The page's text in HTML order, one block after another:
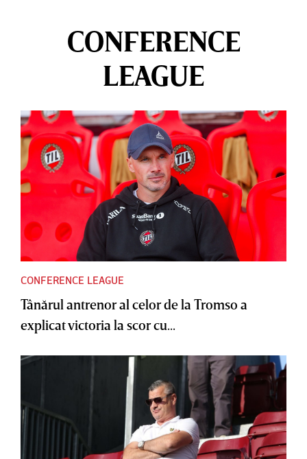
CONFERENCE
LEAGUE
CONFERENCE LEAGUE
Tânărul antrenor al celor de la Tromso a
explicat victoria la scor cu...